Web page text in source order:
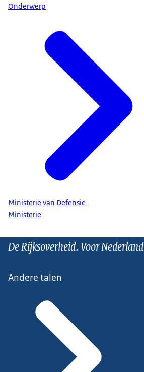
Onderwerp
Ministerie van Defensie
Ministerie
De Rijksoverheid. Voor Nederland
Andere talen